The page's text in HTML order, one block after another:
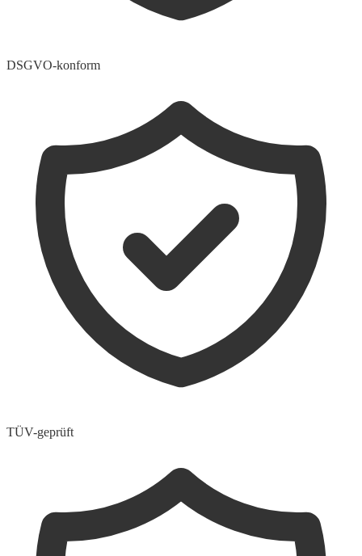
DSGVO-konform
TÜV-geprüft